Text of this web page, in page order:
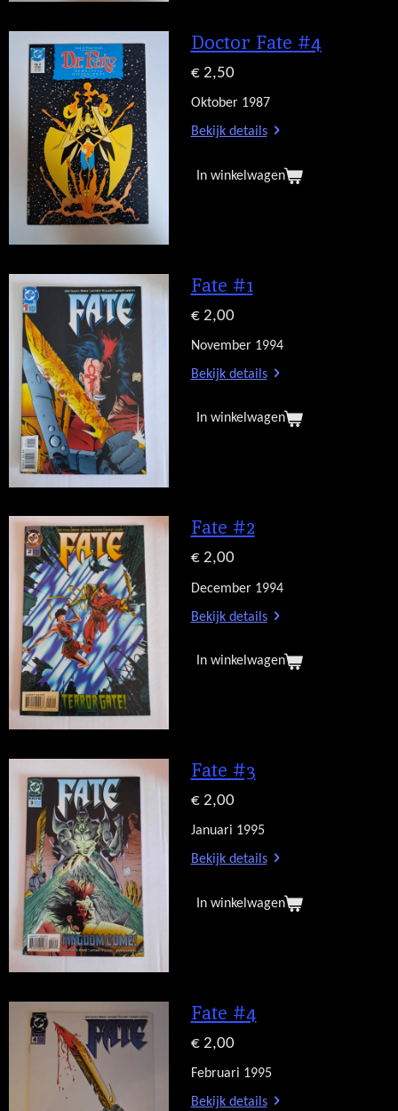
Doctor Fate #4
€ 2,50
Oktober 1987
Bekijk details
In winkelwagen
Fate #1
€ 2,00
November 1994
Bekijk details
In winkelwagen
Fate #2
€ 2,00
December 1994
Bekijk details
In winkelwagen
Fate #3
€ 2,00
Januari 1995
Bekijk details
In winkelwagen
Fate #4
€ 2,00
Februari 1995
Bekijk details